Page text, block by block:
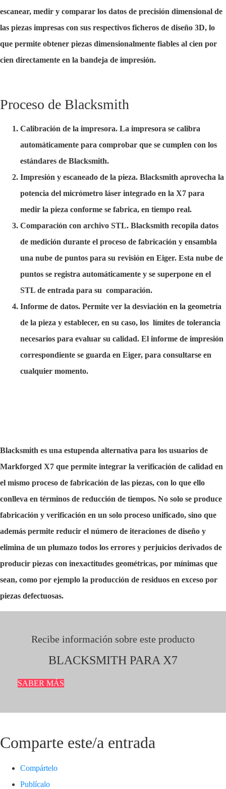
escanear, medir y comparar los datos de precisión dimensional de
las piezas impresas con sus respectivos ficheros de diseño 3D, lo
que permite obtener piezas dimensionalmente fiables al cien por
cien directamente en la bandeja de impresión.
Proceso de Blacksmith
Calibración de la impresora. La impresora se calibra
automáticamente para comprobar que se cumplen con los
estándares de Blacksmith.
Impresión y escaneado de la pieza. Blacksmith aprovecha la
potencia del micrómetro láser integrado en la X7 para
medir la pieza conforme se fabrica, en tiempo real.
Comparación con archivo STL. Blacksmith recopila datos
de medición durante el proceso de fabricación y ensambla
una nube de puntos para su revisión en Eiger. Esta nube de
puntos se registra automáticamente y se superpone en el
STL de entrada para su comparación.
Informe de datos. Permite ver la desviación en la geometría
de la pieza y establecer, en su caso, los límites de tolerancia
necesarios para evaluar su calidad. El informe de impresión
correspondiente se guarda en Eiger, para consultarse en
cualquier momento.
Blacksmith es una estupenda alternativa para los usuarios de
Markforged X7 que permite integrar la verificación de calidad en
el mismo proceso de fabricación de las piezas, con lo que ello
conlleva en términos de reducción de tiempos. No solo se produce
fabricación y verificación en un solo proceso unificado, sino que
además permite reducir el número de iteraciones de diseño y
elimina de un plumazo todos los errores y perjuicios derivados de
producir piezas con inexactitudes geométricas, por mínimas que
sean, como por ejemplo la producción de residuos en exceso por
piezas defectuosas.
Recibe información sobre este producto
BLACKSMITH PARA X7
SABER MÁS
Comparte este/a entrada
Compártelo
Publícalo